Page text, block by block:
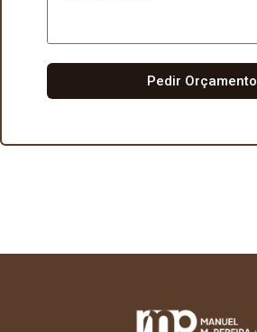
Pedir Orçamento